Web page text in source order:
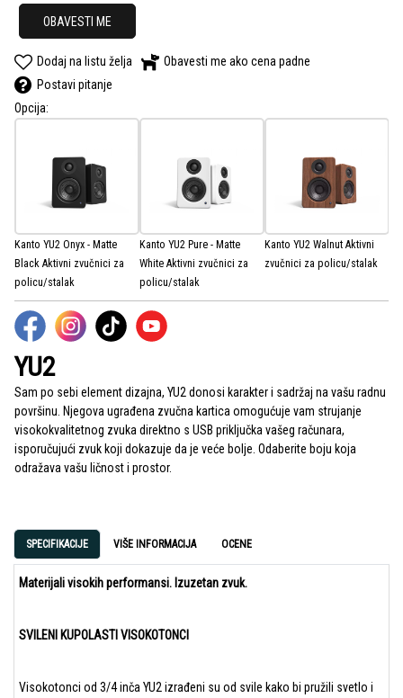
OBAVESTI ME
Dodaj na listu želja
Obavesti me ako cena padne
Postavi pitanje
Opcija:
Kanto YU2 Onyx - Matte
Black Aktivni zvučnici za
policu/stalak
Kanto YU2 Pure - Matte
White Aktivni zvučnici za
policu/stalak
Kanto YU2 Walnut Aktivni
zvučnici za policu/stalak
YU2
Sam po sebi element dizajna, YU2 donosi karakter i sadržaj na vašu radnu
površinu. Njegova ugrađena zvučna kartica omogućuje vam strujanje
visokokvalitetnog zvuka direktno s USB priključka vašeg računara,
isporučujući zvuk koji dokazuje da je veće bolje. Odaberite boju koja
odražava vašu ličnost i prostor.
SPECIFIKACIJE VIŠE INFORMACIJA OCENE
Materijali visokih performansi. Izuzetan zvuk.
SVILENI KUPOLASTI VISOKOTONCI
Visokotonci od 3/4 inča YU2 izrađeni su od svile kako bi pružili svetlo i